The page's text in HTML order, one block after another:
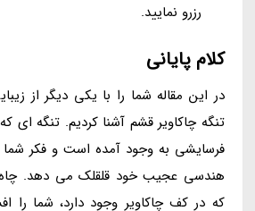
رزرو نمایید.
کلام پایانی
در این مقاله شما را با یکی دیگر از
تنگه چاکاویر قشم آشنا کردیم. تنگه
فرسایشی به وجود آمده است و فکر
هندسی عجیب خود قلقلک می دهد. چاه
که در کف چاکاویر وجود دارد، شما را